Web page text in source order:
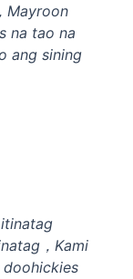
Mayroon
na tao na
ang sining
，Kami
doohickies